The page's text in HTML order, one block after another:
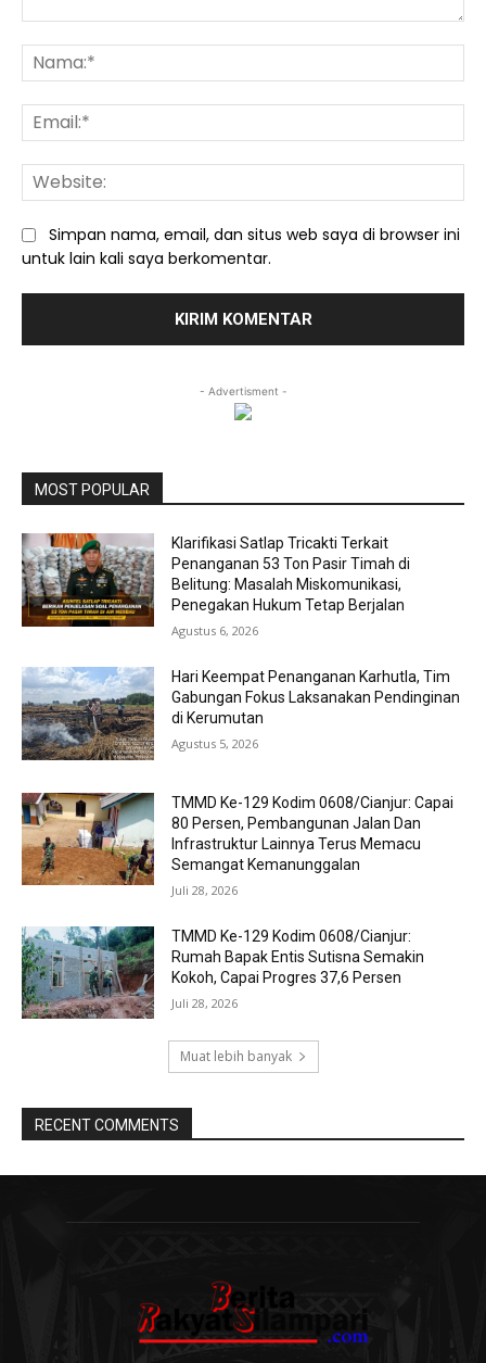
Simpan nama, email, dan situs web saya di browser ini
untuk lain kali saya berkomentar.
- Advertisment -
MOST POPULAR
Klarifikasi Satlap Tricakti Terkait
Penanganan 53 Ton Pasir Timah di
Belitung: Masalah Miskomunikasi,
Penegakan Hukum Tetap Berjalan
Agustus 6, 2026
Hari Keempat Penanganan Karhutla, Tim
Gabungan Fokus Laksanakan Pendinginan
di Kerumutan
Agustus 5, 2026
TMMD Ke-129 Kodim 0608/Cianjur: Capai
80 Persen, Pembangunan Jalan Dan
Infrastruktur Lainnya Terus Memacu
Semangat Kemanunggalan
Juli 28, 2026
TMMD Ke-129 Kodim 0608/Cianjur:
Rumah Bapak Entis Sutisna Semakin
Kokoh, Capai Progres 37,6 Persen
Juli 28, 2026
Muat lebih banyak
RECENT COMMENTS